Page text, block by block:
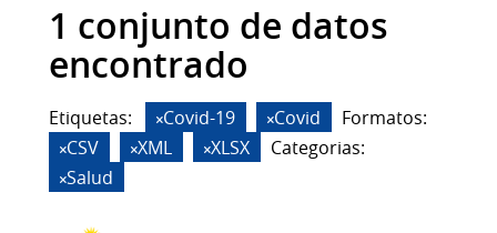
1 conjunto de datos
encontrado
Etiquetas: Covid-19 Covid
Formatos:
CSV
XML XLSX
Categorias:
Salud